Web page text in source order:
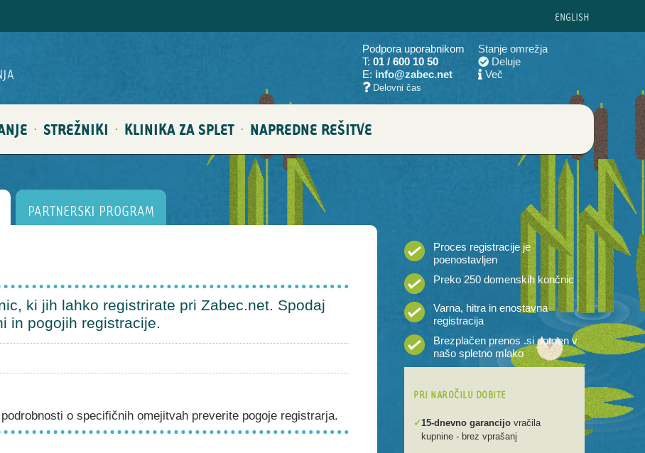
ENGLISH
Podpora uporabnikom
T: 01 / 600 10 50
E: info@zabec.net
Delovni čas
Stanje omrežja
Deluje
Več
· STREŽNIKI · KLINIKA ZA SPLET · NAPREDNE REŠITVE
PARTNERSKI PROGRAM
ki jih lahko registrirate pri Zabec.net. Spodaj
in pogojih registracije.
o specifičnih omejitvah preverite pogoje registrarja.
Proces registracije je
poenostavljen
Preko 250 domenskih končnic
Varna, hitra in enostavna
registracija
Brezplačen prenos .si domen v
našo spletno mlako
PRI NAROČILU DOBITE
✓15-dnevno garancijo vračila
kupnine - brez vprašanj